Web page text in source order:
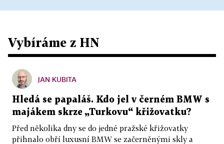
Vybíráme z HN
JAN KUBITA
Hledá se papaláš. Kdo jel v černém BMW s
majákem skrze „Turkovu“ křižovatku?
Před několika dny se do jedné pražské křižovatky
přihnalo obří luxusní BMW se začerněnými skly a